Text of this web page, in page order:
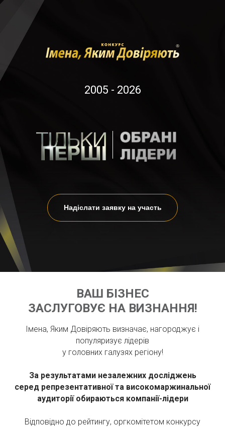
2005 - 2026
Надіслати заявку на участь
ВАШ БІЗНЕС
ЗАСЛУГОВУЄ НА ВИЗНАННЯ!
Імена, Яким Довіряють визначає, нагороджує і
популяризує лідерів
у головних галузях регіону!
За результатами незалежних досліджень
серед репрезентативної та високомаржинальної
аудиторії обираються компанії-лідери
Відповідно до рейтингу, оргкомітетом конкурсу